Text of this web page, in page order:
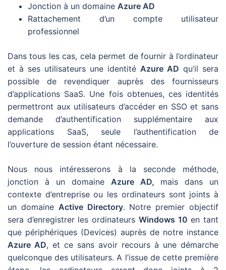
Jonction à un domaine Azure AD
Rattachement d’un compte utilisateur
professionnel
Dans tous les cas, cela permet de fournir à l’ordinateur
et à ses utilisateurs une identité Azure AD qu’il sera
possible de revendiquer auprès des fournisseurs
d’applications SaaS. Une fois obtenues, ces identités
permettront aux utilisateurs d’accéder en SSO et sans
demande d’authentification supplémentaire aux
applications SaaS, seule l’authentification de
l’ouverture de session étant nécessaire.
Nous nous intéresserons à la seconde méthode,
jonction à un domaine Azure AD, mais dans un
contexte d’entreprise ou les ordinateurs sont joints à
un domaine Active Directory. Notre premier objectif
sera d’enregistrer les ordinateurs Windows 10 en tant
que périphériques (Devices) auprès de notre instance
Azure AD, et ce sans avoir recours à une démarche
quelconque des utilisateurs. A l’issue de cette première